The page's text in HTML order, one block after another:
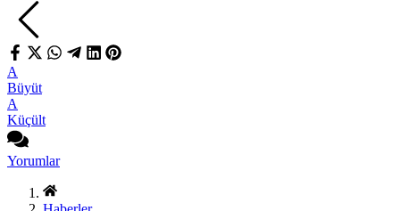
A
Büyüt
A
Küçült
Yorumlar